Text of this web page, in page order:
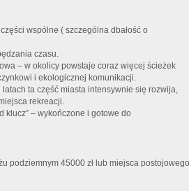
wspólne ( szczególna dbałość o
czasu.
– w okolicy powstaje coraz więcej ścieżek
i ekologicznej komunikacji.
ta część miasta intensywnie się rozwija,
rekreacji.
klucz” – wykończone i gotowe do
podziemnym 45000 zł lub miejsca postojowego